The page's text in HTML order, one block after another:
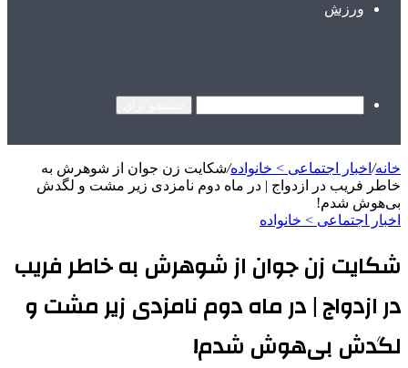
ورزش
خانه/ اخبار اجتماعی > خانواده/شکایت زن جوان از شوهرش به
خاطر فریب در ازدواج | در ماه دوم نامزدی زیر مشت و لگدش
بی‌هوش شدم!
اخبار اجتماعی > خانواده
شکایت زن جوان از شوهرش به خاطر فریب
در ازدواج | در ماه دوم نامزدی زیر مشت و
لگدش بی‌هوش شدم!